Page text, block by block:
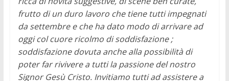
frutto di un duro lavoro che tiene tutti impegnati
da settembre e che ha dato modo di arrivare ad
oggi col cuore ricolmo di soddisfazione ;
soddisfazione dovuta anche alla possibilità di
poter far rivivere a tutti la passione del nostro
Signor Gesù Cristo. Invitiamo tutti ad assistere a